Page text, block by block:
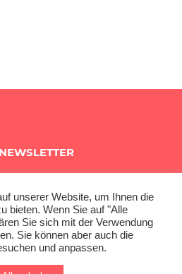
NEWSLETTER
ARCHIV
DATENSCHUTZ
unserer Website, um Ihnen die
bieten. Wenn Sie auf "Alle
Sie sich mit der Verwendung
Sie können aber auch die
und anpassen.